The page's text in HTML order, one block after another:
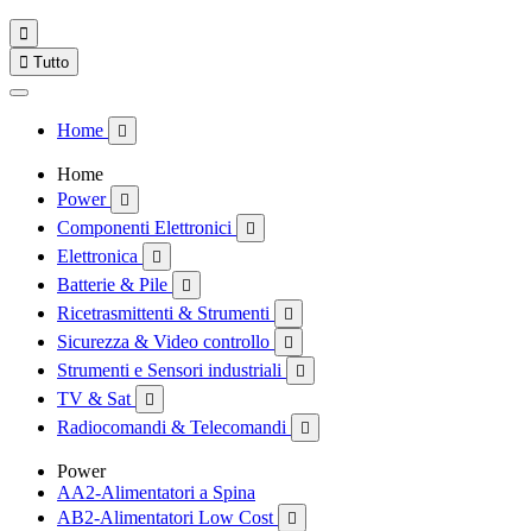

 Tutto
Home 
Home
Power

Componenti Elettronici 
Elettronica 
Batterie & Pile 
Ricetrasmittenti & Strumenti 
Sicurezza & Video controllo 
Strumenti e Sensori industriali 
TV & Sat 
Radiocomandi & Telecomandi 
Power
AA2-Alimentatori a Spina
AB2-Alimentatori Low Cost
